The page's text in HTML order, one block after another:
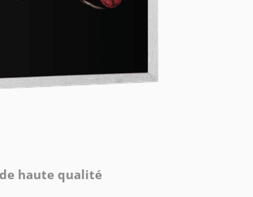
haute qualité